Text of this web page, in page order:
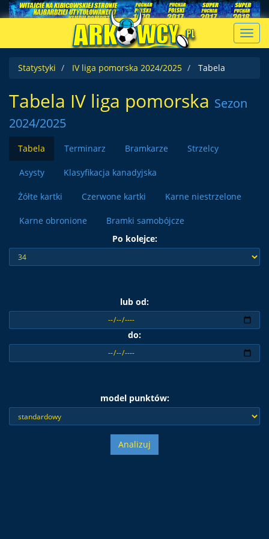
Statystyki
IV liga pomorska 2024/2025 Tabela
Tabela IV liga pomorska Sezon
2024/2025
Tabela Terminarz Bramkarze Strzelcy
Asysty Klasyfikacja kanadyjska
Żółte kartki Czerwone kartki Karne niestrzelone
Karne obronione
Bramki samobójcze
Po kolejce:
lub od:
do:
model punktów:
Analizuj